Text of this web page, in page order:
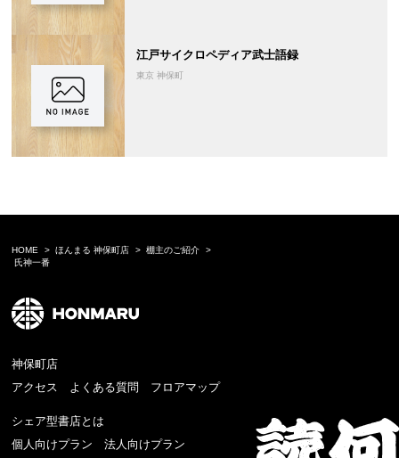
江戸サイクロペディア武士語録
東京 神保町
HOME ほんまる 神保町店
棚主のご紹介
氏神一番
神保町店
アクセス
よくある質問 フロアマップ
シェア型書店とは
個人向けプラン
法人向けプラン